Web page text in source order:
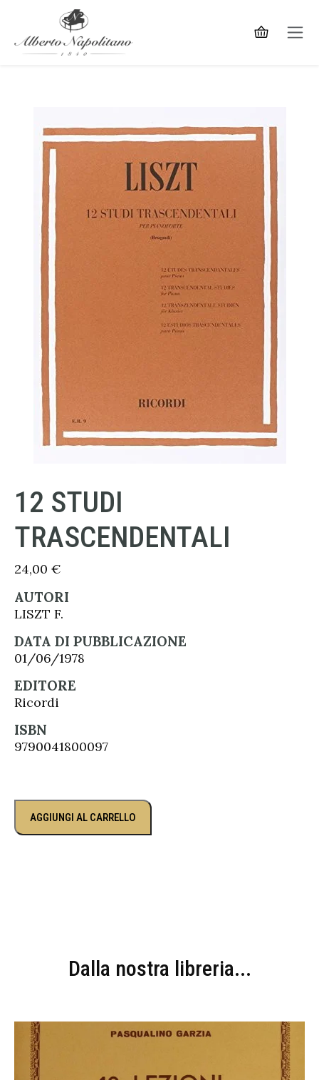
12 STUDI
TRASCENDENTALI
24,00 €
AUTORI
LISZT F.
DATA DI PUBBLICAZIONE
01/06/1978
EDITORE
Ricordi
ISBN
9790041800097
AGGIUNGI AL CARRELLO
Dalla nostra libreria...